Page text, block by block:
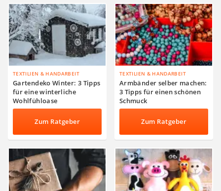
TEXTILIEN & HANDARBEIT
Gartendeko Winter: 3 Tipps
für eine winterliche
Wohlfühloase
Zum Ratgeber
TEXTILIEN & HANDARBEIT
Armbänder selber machen:
3 Tipps für einen schönen
Schmuck
Zum Ratgeber